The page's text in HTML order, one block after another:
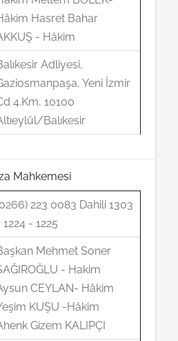
Hasret Bahar
- Hâkim
Adliyesi,
Yeni İzmir
4.Km, 10100
Balıkesir
Mahkemesi
223 0083 Dahili 1303
1224 - 1225
Mehmet Soner
- Hakim
CEYLAN- Hâkim
KUŞU -Hâkim
Gizem KALIPÇI